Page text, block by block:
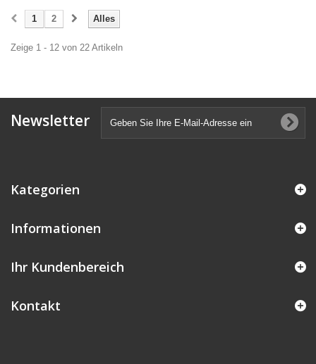
Alles
1 2
Zeige 1 - 12 von 22 Artikeln
Newsletter
Kategorien
Informationen
Ihr Kundenbereich
Kontakt